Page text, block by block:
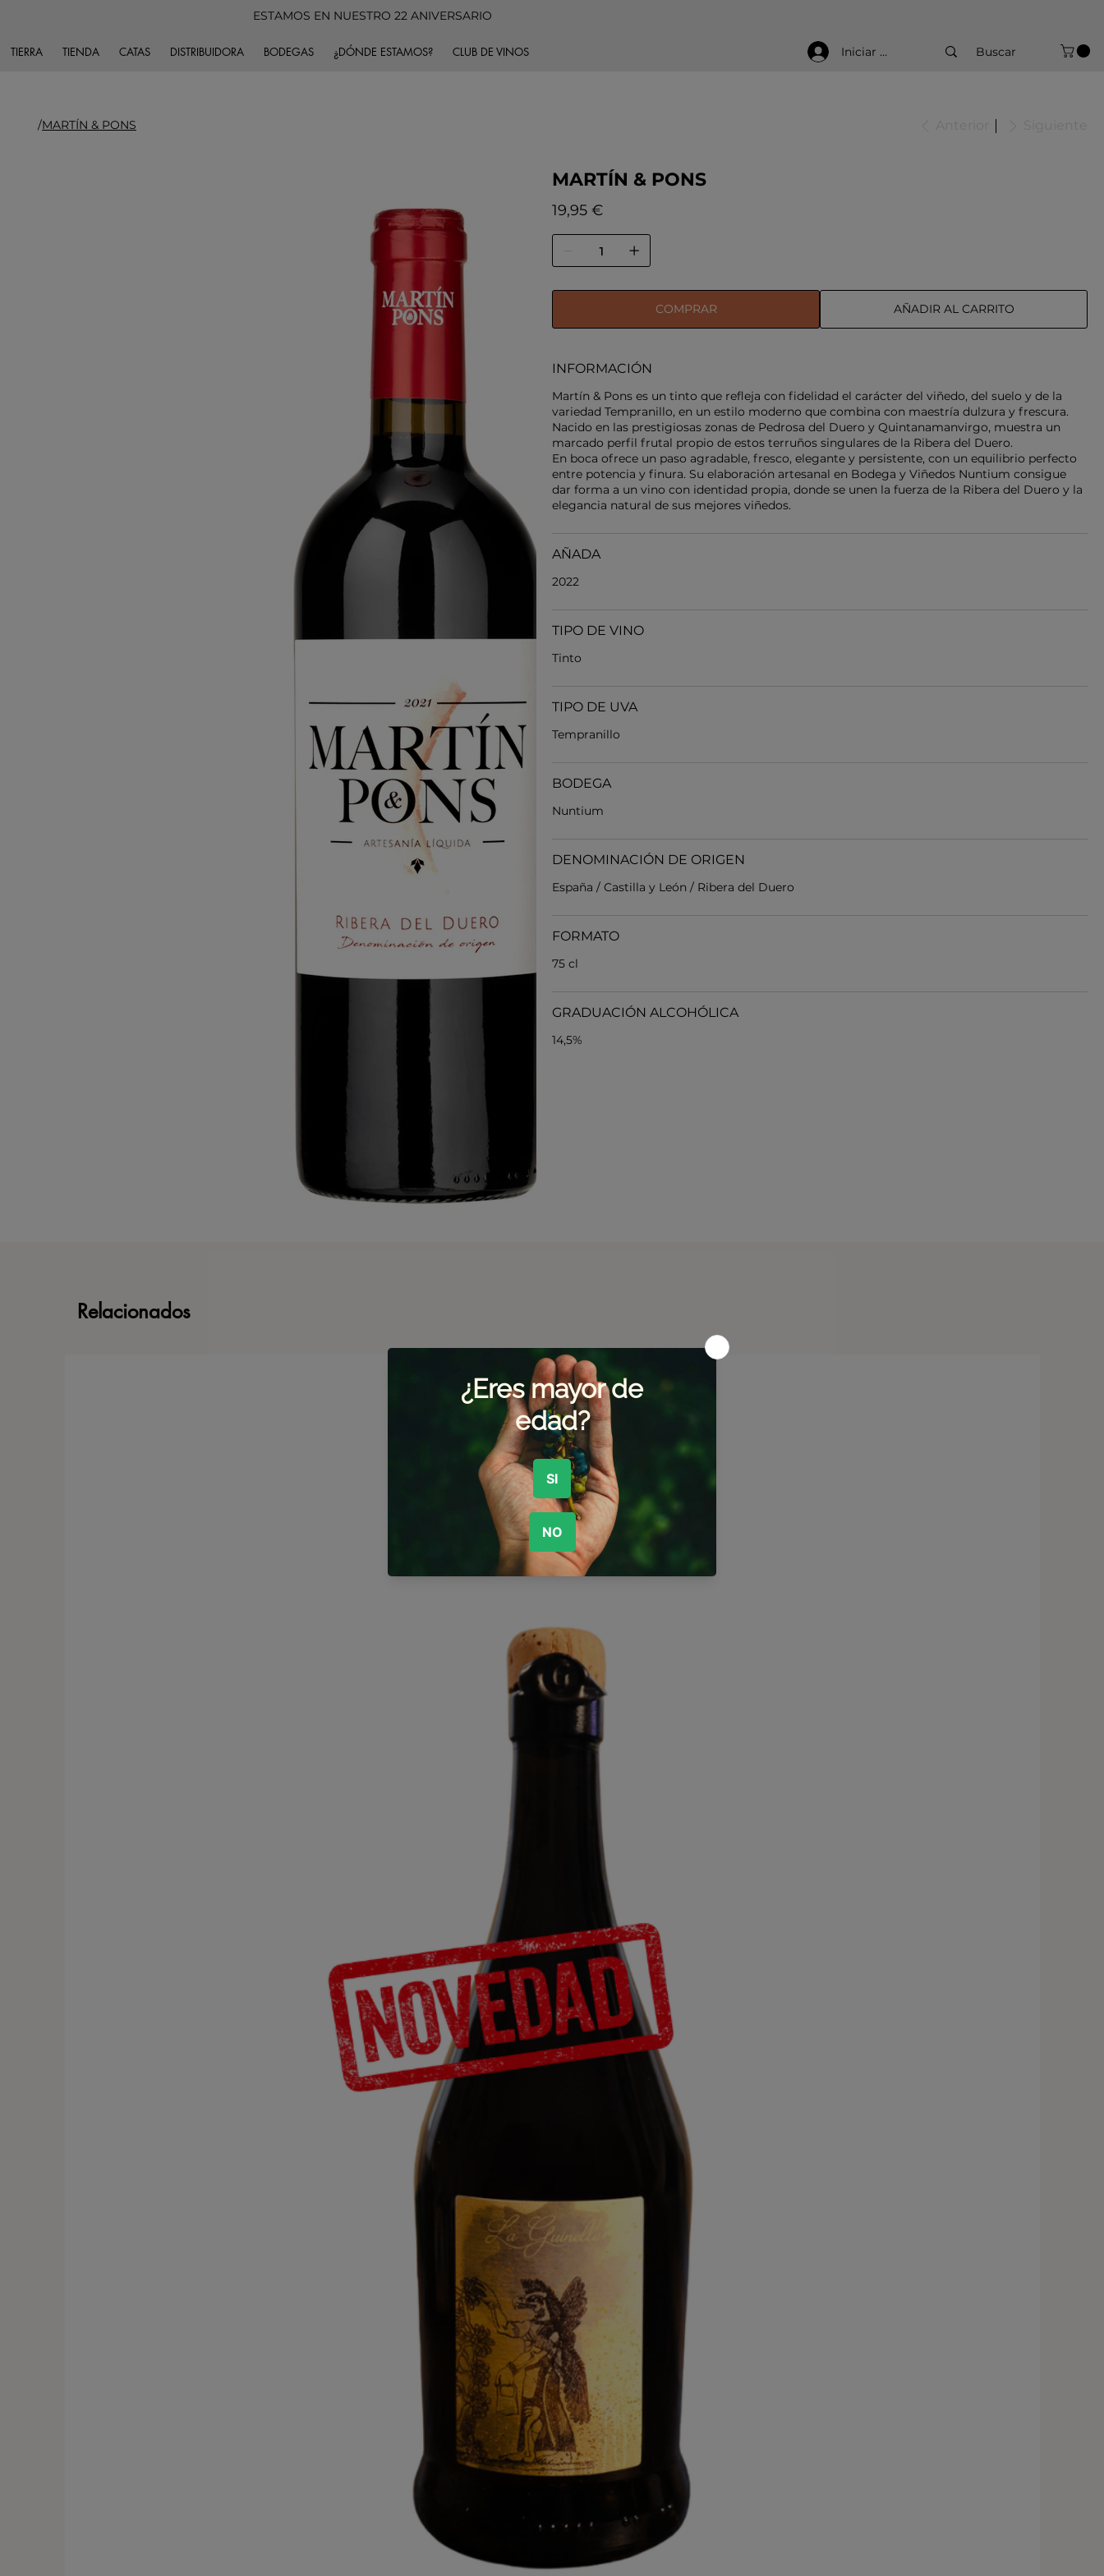
ESTAMOS EN NUESTRO 22 ANIVERSARIO
TIERRA TIENDA CATAS DISTRIBUIDORA BODEGAS ¿DÓNDE ESTAMOS? CLUB DE VINOS Iniciar sesión
/MARTÍN & PONS
MARTÍN & PONS
Precio
19,95 €
COMPRAR AÑADIR AL CARRITO
INFORMACIÓN
Martín & Pons es un tinto que refleja con fidelidad el carácter del viñedo, del suelo y de la
variedad Tempranillo, en un estilo moderno que combina con maestría dulzura y frescura.
Nacido en las prestigiosas zonas de Pedrosa del Duero y Quintanamanvirgo, muestra un
marcado perfil frutal propio de estos terruños singulares de la Ribera del Duero.
En boca ofrece un paso agradable, fresco, elegante y persistente, con un equilibrio perfecto
entre potencia y finura. Su elaboración artesanal en Bodega y Viñedos Nuntium consigue
dar forma a un vino con identidad propia, donde se unen la fuerza de la Ribera del Duero y la
elegancia natural de sus mejores viñedos.
AÑADA
2022
TIPO DE VINO
Tinto
TIPO DE UVA
Tempranillo
BODEGA
Nuntium
DENOMINACIÓN DE ORIGEN
España / Castilla y León / Ribera del Duero
FORMATO
75 cl
GRADUACIÓN ALCOHÓLICA
14,5%
Relacionados